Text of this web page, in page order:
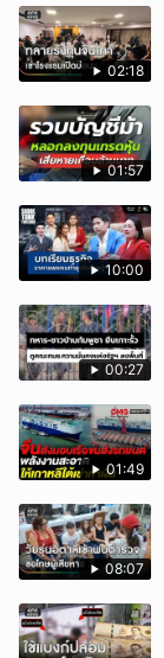
02:18
01:57
10:00
00:27
01:49
08:07